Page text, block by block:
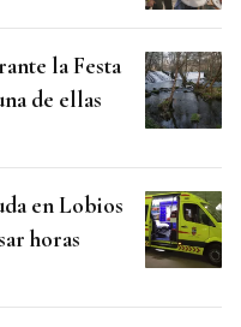
la Festa
de ellas
en Lobios
horas